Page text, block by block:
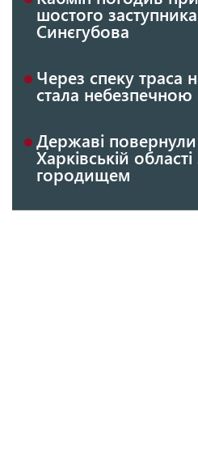
шостого
Синєгубова
Через спеку траса
стала небезпечною
Державі
Харківській
городищем